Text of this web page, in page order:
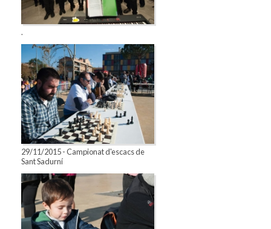
.
29/11/2015 - Campionat d'escacs de
Sant Sadurní